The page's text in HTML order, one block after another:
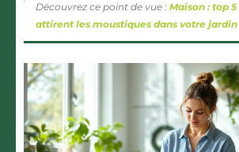
Découvrez ce point de vue : Maison : top
attirent les moustiques dans votre jardin